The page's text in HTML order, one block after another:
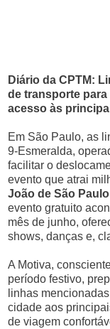
Diário da CPTM:
de transporte
acesso às
Em São Paulo, as
9-Esmeralda,
facilitar o
evento que atrai
João de São Paulo
evento gratuito
mês de junho,
shows, danças e,
A Motiva,
período festivo,
linhas
cidade aos
de viagem